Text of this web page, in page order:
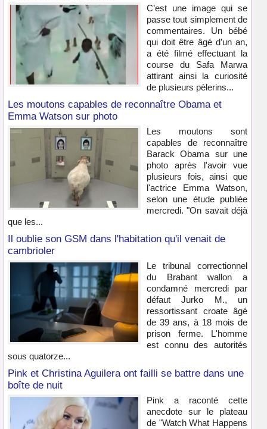
C’est une image qui se
passe tout simplement de
commentaires. Un bébé
qui doit être âgé d’un an,
a été filmé effectuant la
course du Safa Marwa
attirant ainsi la curiosité
de plusieurs pèlerins...
Les moutons capables de reconnaître Obama et
Emma Watson sur photo
Les moutons sont
capables de reconnaître
Barack Obama sur une
photo après l'avoir vue
plusieurs fois, ainsi que
l'actrice Emma Watson,
selon une étude publiée
mercredi. "On savait déjà
que les...
Il oublie son GSM dans l'habitation qu'il venait de
cambrioler
Le tribunal correctionnel
du Brabant wallon a
condamné mercredi par
défaut Jurko M., un
ressortissant croate âgé
de 39 ans, à 18 mois de
prison ferme. L'homme
est connu des autorités
sous quatorze...
Pink et Christina Aguilera ont failli se battre dans une
boîte de nuit
Pink a raconté cette
anecdote sur le plateau
de "Watch What Happens